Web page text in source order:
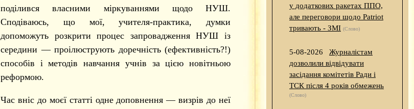
поділився власними міркуваннями щодо НУШ.
Сподіваюсь, що мої, учителя-практика, думки
допоможуть розкрити процес запровадження НУШ із
середини — проілюструють доречність (ефективність?!)
способів і методів навчання учнів за цією новітньою
реформою.
Час вніс до моєї статті одне доповнення — визрів до неї
у додаткових ракетах ППО,
але переговори щодо Patriot
тривають - ЗМІ (Слово)
5-08-2026
Журналістам
дозволили відвідувати
засідання комітетів Ради і
ТСК після 4 років обмежень
(Слово)